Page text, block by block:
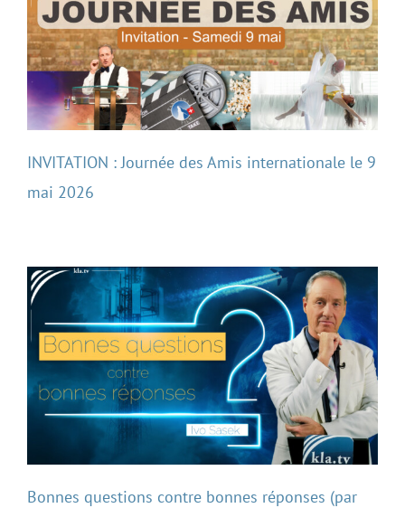
INVITATION : Journée des Amis internationale le 9
mai 2026
Bonnes questions contre bonnes réponses (par